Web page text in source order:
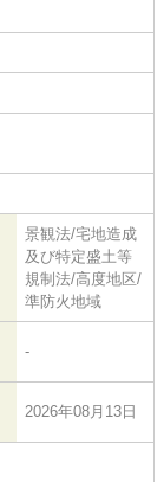
景観法/宅地造成
及び特定盛土等
規制法/高度地区/
準防火地域
-
2026年08月13日